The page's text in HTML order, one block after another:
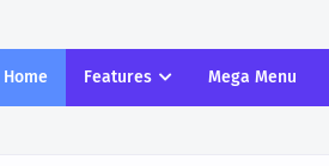
Home Features Mega Menu